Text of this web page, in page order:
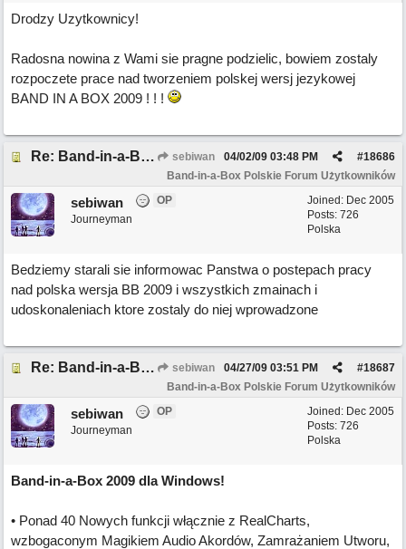
Drodzy Uzytkownicy!
Radosna nowina z Wami sie pragne podzielic, bowiem zostaly
rozpoczete prace nad tworzeniem polskej wersj jezykowej
BAND IN A BOX 2009 ! ! !
Re: Band-in-a-Box 2009 sebiwan #18686
04/02/09 03:48 PM
Band-in-a-Box Polskie Forum Użytkowników
Joined: Dec 2005
Posts: 726
Polska
sebiwan
OP
Journeyman
Bedziemy starali sie informowac Panstwa o postepach pracy
nad polska wersja BB 2009 i wszystkich zmainach i
udoskonaleniach ktore zostaly do niej wprowadzone
Re: Band-in-a-Box 2009 sebiwan #18687
04/27/09 03:51 PM
Band-in-a-Box Polskie Forum Użytkowników
Joined: Dec 2005
Posts: 726
Polska
sebiwan
OP
Journeyman
Band-in-a-Box 2009 dla Windows!
• Ponad 40 Nowych funkcji włącznie z RealCharts,
wzbogaconym Magikiem Audio Akordów, Zamrażaniem Utworu,